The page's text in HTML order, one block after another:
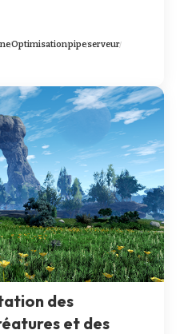
Optimisationpipeserveur
des
et des